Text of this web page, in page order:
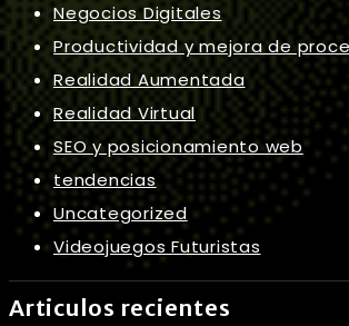
Negocios Digitales
Productividad y mejora de
Realidad Aumentada
Realidad Virtual
SEO y posicionamiento web
tendencias
Uncategorized
Videojuegos Futuristas
Articulos recientes